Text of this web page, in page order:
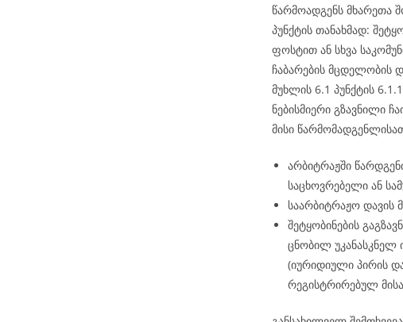
წარმოადგენს მხარეთა
პუნქტის თანახმად:
ფოსტით ან სხვა
ჩაბარების მცდელობის
მუხლის 6.1 პუნქტის
ნებისმიერი გზავნილი
მისი
არბიტრაჟში
საცხოვრებელი ან
საარბიტრაჟო დავის
შეტყობინების
ცნობილ უკანასკნელ
(იურიდიული პირის
რეგისტრირებულ